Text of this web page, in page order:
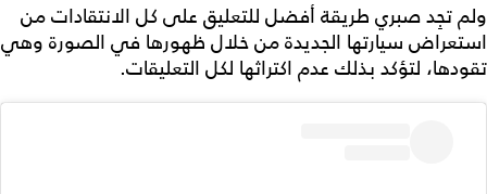
ولم تجِد صبري طريقة أفضل للتعليق على كل الانتقادات من
استعراض سيارتها الجديدة من خلال ظهورها في الصورة وهي
تقودها، لتؤكد بذلك عدم اكتراثها لكل التعليقات.